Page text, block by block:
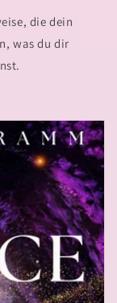
die dein
was du dir